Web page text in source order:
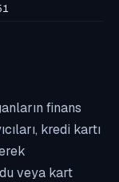
finans
kredi kartı
veya kart